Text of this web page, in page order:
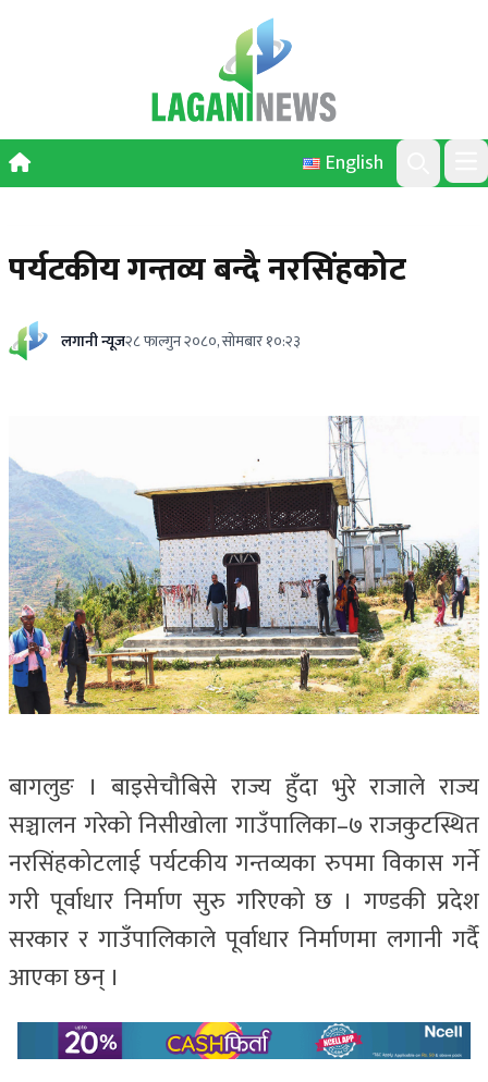
English
Search
पर्यटकीय गन्तव्य बन्दै नरसिंहकोट
लगानी न्यूज२८ फाल्गुन २०८०, सोमबार १०:२३
बागलुङ । बाइसेचौबिसे राज्य हुँदा भुरे राजाले राज्य
सञ्चालन गरेको निसीखोला गाउँपालिका–७ राजकुटस्थित
नरसिंहकोटलाई पर्यटकीय गन्तव्यका रुपमा विकास गर्ने
गरी पूर्वाधार निर्माण सुरु गरिएको छ । गण्डकी प्रदेश
सरकार र गाउँपालिकाले पूर्वाधार निर्माणमा लगानी गर्दै
आएका छन् ।